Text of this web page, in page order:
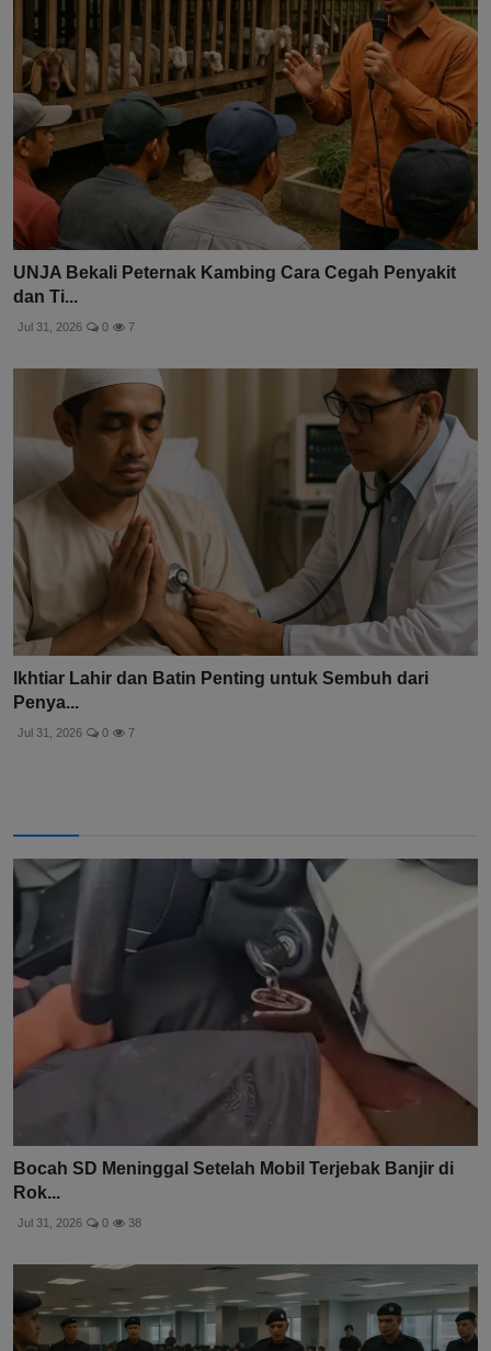
UNJA Bekali Peternak Kambing Cara Cegah Penyakit
dan Ti...
Jul 31, 2026 0 7
Ikhtiar Lahir dan Batin Penting untuk Sembuh dari
Penya...
Jul 31, 2026 0 7
Bocah SD Meninggal Setelah Mobil Terjebak Banjir di
Rok...
Jul 31, 2026 0 38